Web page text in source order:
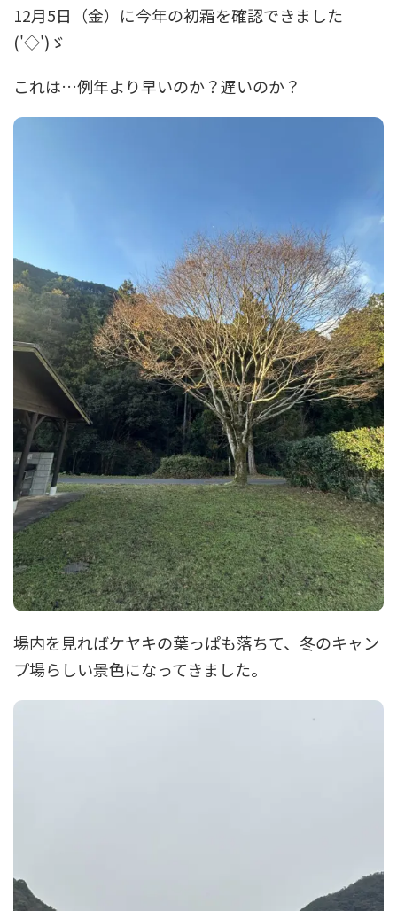
12月5日（金）に今年の初霜を確認できました
('◇')ゞ
これは…例年より早いのか？遅いのか？
場内を見ればケヤキの葉っぱも落ちて、冬のキャン
プ場らしい景色になってきました。